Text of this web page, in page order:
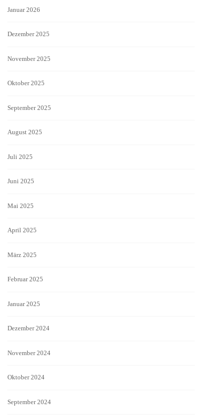
Januar 2026
Dezember 2025
November 2025
Oktober 2025
September 2025
August 2025
Juli 2025
Juni 2025
Mai 2025
April 2025
März 2025
Februar 2025
Januar 2025
Dezember 2024
November 2024
Oktober 2024
September 2024